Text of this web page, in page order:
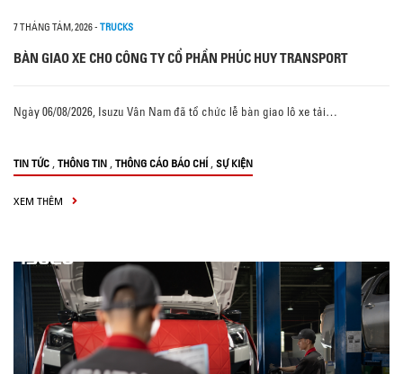
7 THÁNG TÁM, 2026- TRUCKS
BÀN GIAO XE CHO CÔNG TY CỔ PHẦN PHÚC HUY TRANSPORT
Ngày 06/08/2026, Isuzu Vân Nam đã tổ chức lễ bàn giao lô xe tải…
TIN TỨC , THÔNG TIN , THÔNG CÁO BÁO CHÍ , SỰ KIỆN
XEM THÊM